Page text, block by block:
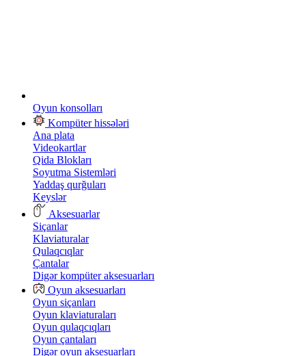
Oyun konsolları
Kompüter hissələri
Ana plata
Videokartlar
Qida Blokları
Soyutma Sistemləri
Yaddaş qurğuları
Keyslər
Aksesuarlar
Siçanlar
Klaviaturalar
Qulaqcıqlar
Çantalar
Digər kompüter aksesuarları
Oyun aksesuarları
Oyun siçanları
Oyun klaviaturaları
Oyun qulaqcıqları
Oyun çantaları
Digər oyun aksesuarları